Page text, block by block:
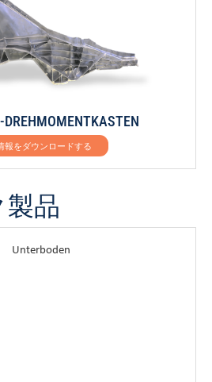
DREHMOMENTKASTEN
報をダウンロードする
製品